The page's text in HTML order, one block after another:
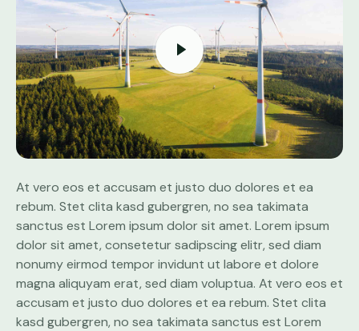
At vero eos et accusam et justo duo dolores et ea
rebum. Stet clita kasd gubergren, no sea takimata
sanctus est Lorem ipsum dolor sit amet. Lorem ipsum
dolor sit amet, consetetur sadipscing elitr, sed diam
nonumy eirmod tempor invidunt ut labore et dolore
magna aliquyam erat, sed diam voluptua. At vero eos et
accusam et justo duo dolores et ea rebum. Stet clita
kasd gubergren, no sea takimata sanctus est Lorem